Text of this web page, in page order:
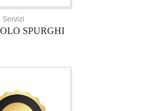
Servizi
SPURGHI